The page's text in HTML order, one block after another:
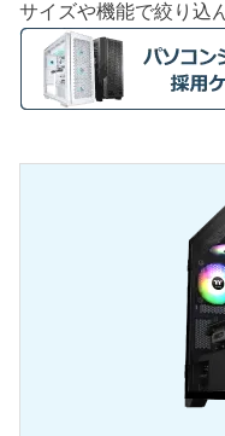
サイズや機能で絞り込